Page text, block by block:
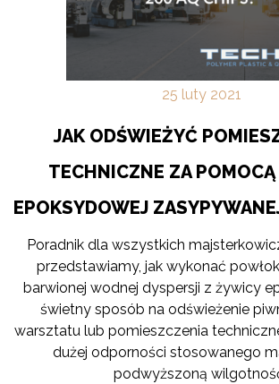
25 luty 2021
JAK ODŚWIEŻYĆ
TECHNICZNE ZA
EPOKSYDOWEJ
Poradnik dla wszystkich
przedstawiamy, jak wykonać
barwionej wodnej dyspersji z żywicy
świetny sposób na odświeżenie
warsztatu lub pomieszczenia
dużej odporności stosowanego
podwyższoną